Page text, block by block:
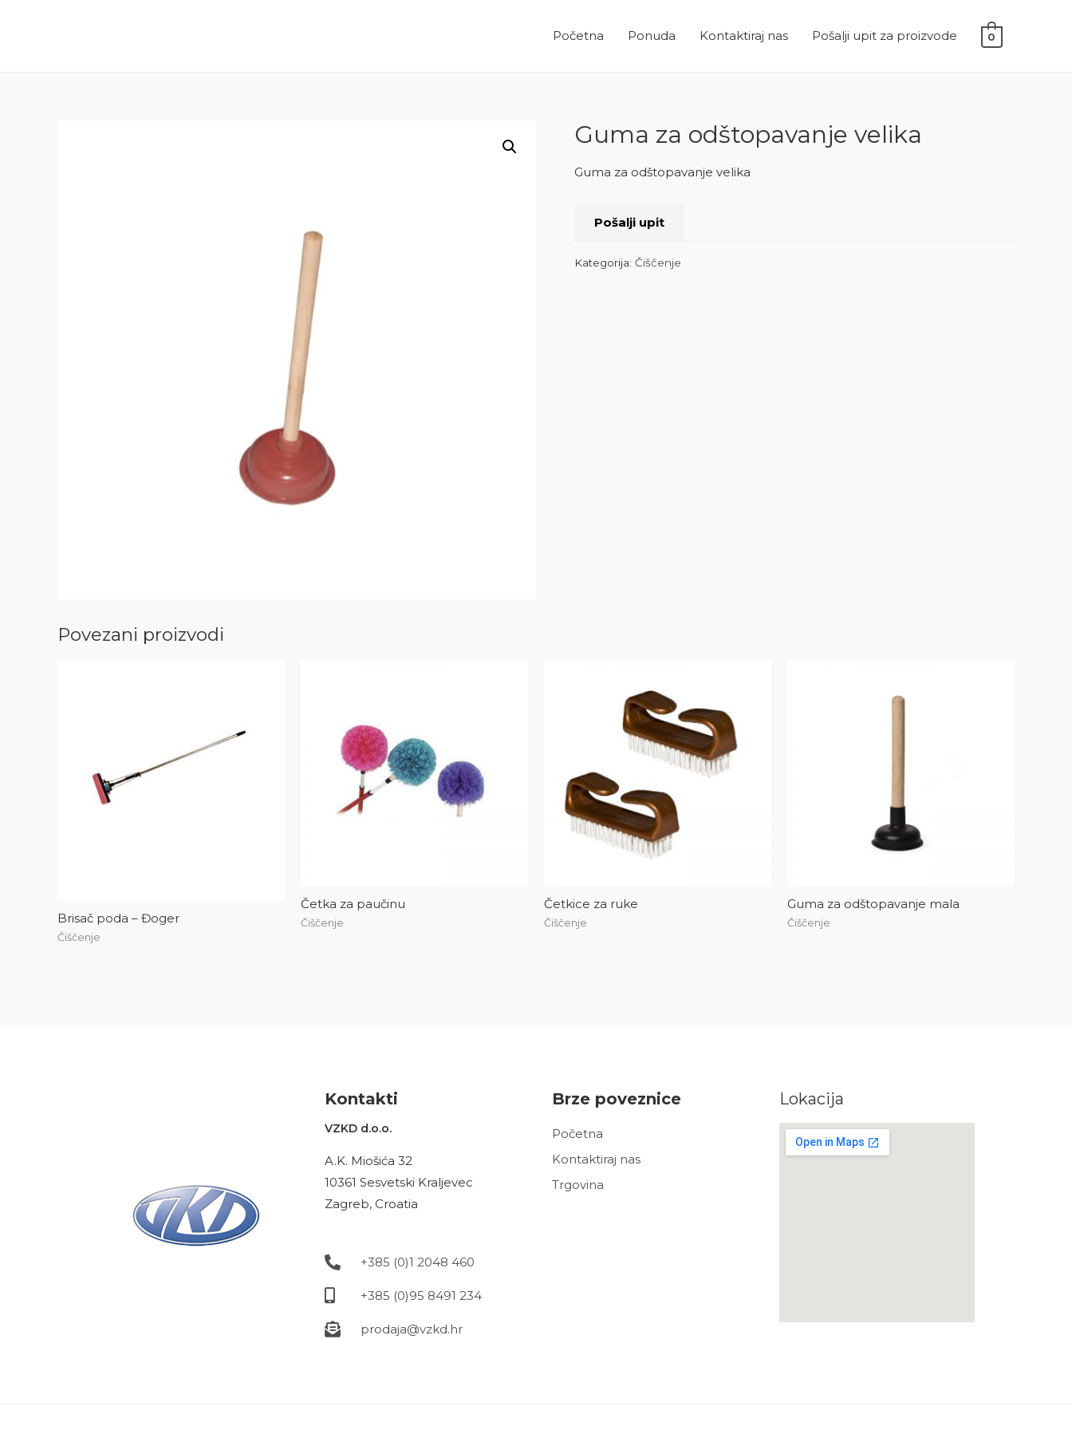
Početna Ponuda Kontaktiraj nas Pošalji upit za proizvode 0
Guma za odštopavanje velika
Guma za odštopavanje velika
Pošalji upit
Kategorija: Čiščenje
Povezani proizvodi
Brisač poda – Đoger
Čiščenje
Četka za paučinu
Čiščenje
Četkice za ruke
Čiščenje
Guma za odštopavanje mala
Čiščenje
Kontakti
VZKD d.o.o.
A.K. Miošića 32
10361 Sesvetski Kraljevec
Zagreb, Croatia
+385 (0)1 2048 460
+385 (0)95 8491 234
prodaja@vzkd.hr
Brze poveznice
Početna
Kontaktiraj nas
Trgovina
Lokacija